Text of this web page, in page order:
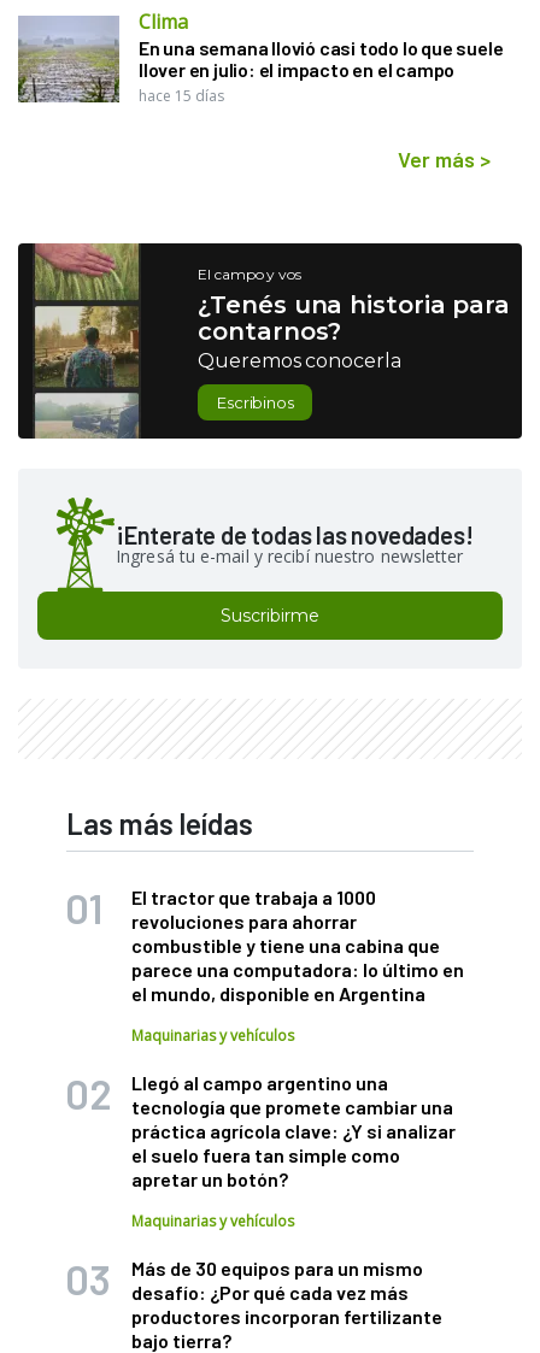
Clima
En una semana llovió casi todo lo que suele
llover en julio: el impacto en el campo
hace 15 días
Ver más >
El campo y vos
¿Tenés una historia para
contarnos?
Queremos conocerla
Escribinos
¡Enterate de todas las novedades!
Ingresá tu e-mail y recibí nuestro newsletter
Suscribirme
Las más leídas
El tractor que trabaja a 1000
revoluciones para ahorrar
combustible y tiene una cabina que
parece una computadora: lo último en
el mundo, disponible en Argentina
Maquinarias y vehículos
Llegó al campo argentino una
tecnología que promete cambiar una
práctica agrícola clave: ¿Y si analizar
el suelo fuera tan simple como
apretar un botón?
Maquinarias y vehículos
Más de 30 equipos para un mismo
desafío: ¿Por qué cada vez más
productores incorporan fertilizante
bajo tierra?